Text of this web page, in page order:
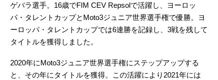
ゲバラ選手。16歳でFIM CEV Repsolで活躍し、ヨーロッ
パ・タレントカップとMoto3ジュニア世界選手権で優勝。ヨ
ーロッパ・タレントカップでは6連勝を記録し、3戦を残して
タイトルを獲得しました。
2020年にMoto3ジュニア世界選手権にステップアップする
と、その年にタイトルを獲得。この活躍により2021年には